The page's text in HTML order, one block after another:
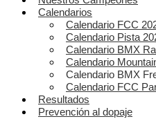
Calendarios
Calendario FCC
Calendario Pista
Calendario BMX
Calendario
Calendario BMX
Calendario FCC
Resultados
Prevención al dopaje